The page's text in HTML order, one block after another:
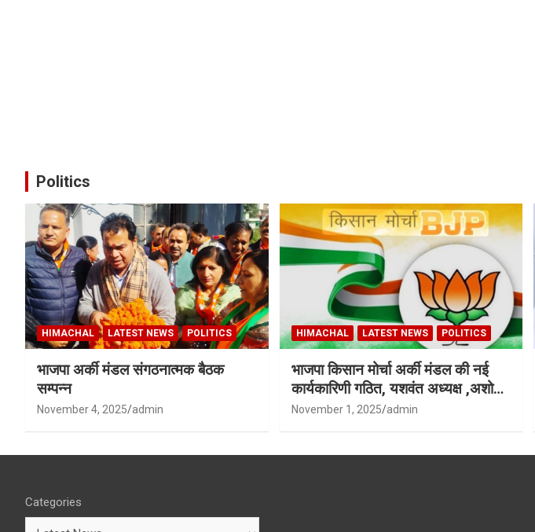
Politics
HIMACHAL LATEST NEWS POLITICS
भाजपा अर्की मंडल संगठनात्मक बैठक
सम्पन्न
November 4, 2025 admin
HIMACHAL LATEST NEWS POLITICS
भाजपा किसान मोर्चा अर्की मंडल की नई
कार्यकारिणी गठित, यशवंत अध्यक्ष ,अशोक
शर्मा बने उपाध्यक्ष
November 1, 2025 admin
Categories